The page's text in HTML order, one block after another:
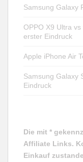
Samsung Galaxy
OPPO X9 Ultra
erster Eindruck
Apple iPhone Air
Samsung Galaxy
Eindruck
Die mit *
Affiliate Links.
Einkauf